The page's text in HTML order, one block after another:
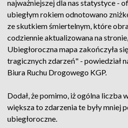
najważniejszej dla nas statystyce -
ubiegłym rokiem odnotowano
ze skutkiem śmiertelnym, które
codziennie aktualizowana na
Ubiegłoroczna mapa zakończyła
tragicznych zdarzeń" - powiedział
Biura Ruchu Drogowego KGP.
Dodał, że pomimo, iż ogólna liczba
większa to zdarzenia te były mniej
ubiegłoroczne.